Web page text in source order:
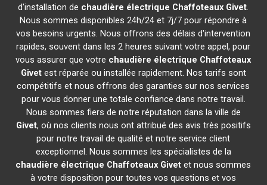
d'installation de chaudière électrique Chaffoteaux Givet.
Nous sommes disponibles 24h/24 et 7j/7 pour répondre à
vos besoins urgents. Nous offrons des délais d'intervention
rapides, souvent dans les 2 heures suivant votre appel, pour
vous assurer que votre chaudière électrique Chaffoteaux
Givetest réparée ou installée rapidement. Nos tarifs sont
compétitifs et nous offrons des garanties sur nos services
pour vous donner une totale confiance dans notre travail.
Nous sommes fiers de notre réputation dans la ville de
Givet, où nos clients nous ont attribué des avis très positifs
pour notre travail de qualité et notre service client
exceptionnel. Nous sommes les spécialistes de la
chaudière électrique Chaffoteaux Givet et nous sommes
à votre disposition pour toutes vos questions et vos